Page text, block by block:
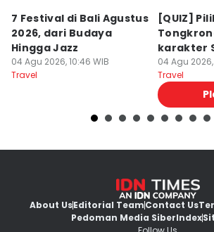
7 Festival di Bali Agustus
2026, dari Budaya
Hingga Jazz
04 Agu 2026, 10:46 WIB
Travel
[QUIZ]
karakter
Ini Mirip
04 Agu 2026,
Travel
About UsEditorial TeamContact Us
Pedoman Media SiberIndex